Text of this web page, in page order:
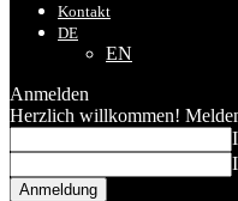
Kontakt
DE
EN
Anmelden
Herzlich willkommen!